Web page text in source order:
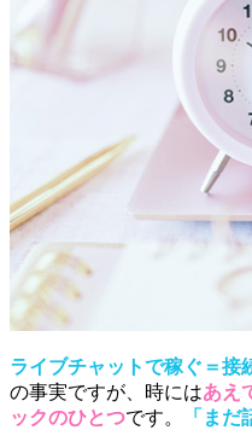
ライブチャットで稼ぐ＝接
の事実ですが、時にはあえ
ックのひとつです。
「ま